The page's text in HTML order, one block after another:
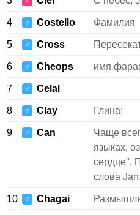
4 ♂ Costello Фамилия
5 ♂ Cross
6 ♂ Cheops имя
7 ♂ Celal
8 ♂ Clay Глина;
9 ♂ Can
Чаще
языках,
сердце".
слова Jan.
10 ♂ Chagai